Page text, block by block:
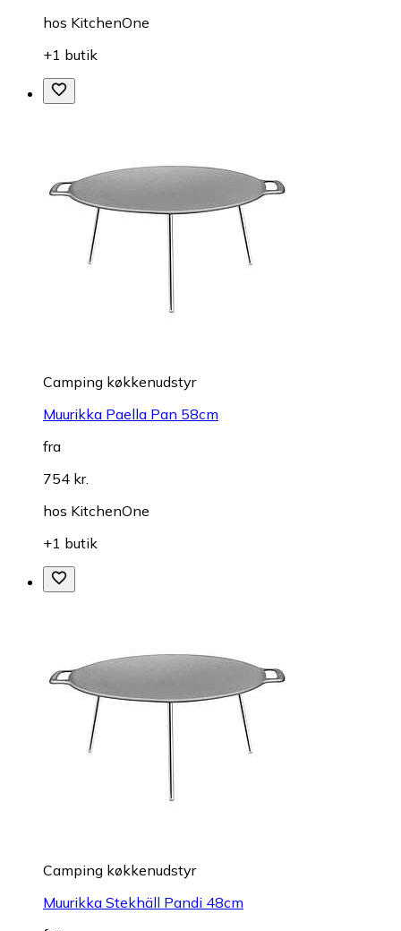
hos KitchenOne
+1 butik
Camping køkkenudstyr
Muurikka Paella Pan 58cm
fra
754 kr.
hos KitchenOne
+1 butik
Camping køkkenudstyr
Muurikka Stekhäll Pandi 48cm